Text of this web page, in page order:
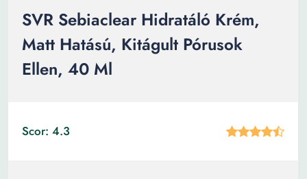
SVR Sebiaclear Hidratáló Krém,
Matt Hatású, Kitágult Pórusok
Ellen, 40 Ml
Scor: 4.3